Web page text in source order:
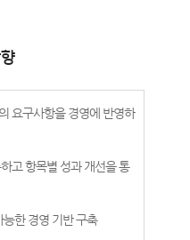
요구사항을 경영에 반영하
고 항목별 성과 개선을 통
능한 경영 기반 구축